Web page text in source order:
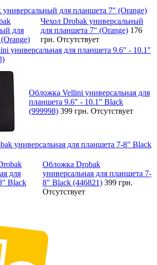
универсальный для планшета 7" (Orange)
Чехол Drobak универсальный
для планшета 7" (Orange) 176
грн. Отсутствует
универсальная для планшета 9.6" - 10.1"
Обложка Vellini универсальная для
планшета 9.6" - 10.1" Black
(999998) 399 грн. Отсутствует
универсальная для планшета 7-8" Black
Обложка Drobak
универсальная для планшета 7-
8" Black (446821) 399 грн.
Отсутствует